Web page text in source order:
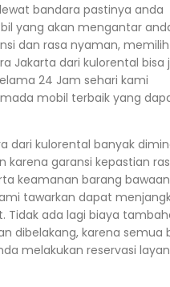
bandara pastinya anda
yang akan mengantar
dan rasa nyaman,
Jakarta dari kulorental bisa
24 Jam sehari kami
mobil terbaik yang
dari kulorental banyak
karena garansi kepastian
keamanan barang
tawarkan dapat
Tidak ada lagi biaya
dibelakang, karena semua
melakukan reservasi